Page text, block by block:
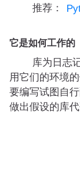
推荐：
它是如何工作的
库为日志记
用它们的环境
要编写试图自
做出假设的库代